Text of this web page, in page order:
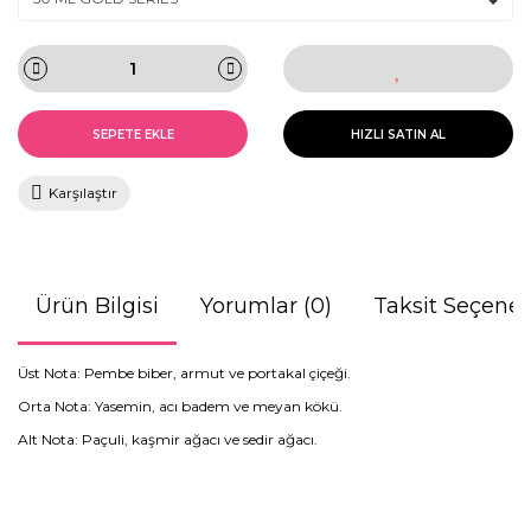
SEPETE EKLE HIZLI SATIN AL
Karşılaştır
Ürün Bilgisi Yorumlar (0) Taksit
Üst Nota: Pembe biber, armut ve portakal çiçeği.
Orta Nota: Yasemin, acı badem ve meyan kökü.
Alt Nota: Paçuli, kaşmir ağacı ve sedir ağacı.